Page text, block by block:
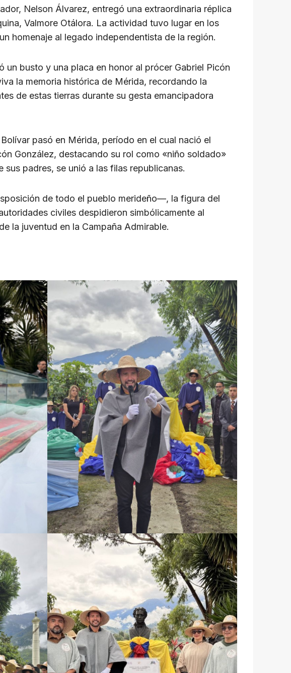
Nelson Álvarez, entregó una extraordinaria réplica
Valmore Otálora. La actividad tuvo lugar en los
homenaje al legado independentista de la región.
busto y una placa en honor al prócer Gabriel Picón
la memoria histórica de Mérida, recordando la
de estas tierras durante su gesta emancipadora
pasó en Mérida, período en el cual nació el
González, destacando su rol como «niño soldado»
padres, se unió a las filas republicanas.
de todo el pueblo merideño—, la figura del
civiles despidieron simbólicamente al
la juventud en la Campaña Admirable.